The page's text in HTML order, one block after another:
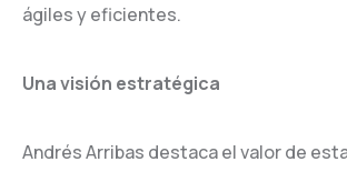
ágiles y eficientes.
Una visión estratégica
Andrés Arribas destaca el valor de